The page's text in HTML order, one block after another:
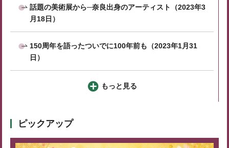
話題の美術展から─奈良出身のアーティスト（2023年3
月18日）
150周年を語ったついでに100年前も（2023年1月31
日）
もっと見る
ピックアップ